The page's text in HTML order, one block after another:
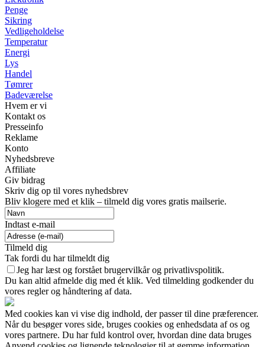
Penge
Sikring
Vedligeholdelse
Temperatur
Energi
Lys
Handel
Tømrer
Badeværelse
Hvem er vi
Kontakt os
Presseinfo
Reklame
Konto
Nyhedsbreve
Affiliate
Giv bidrag
Skriv dig op til vores nyhedsbrev
Bliv klogere med et klik – tilmeld dig vores gratis mailserie.
Indtast e-mail
Tilmeld dig
Tak fordi du har tilmeldt dig
Jeg har læst og forstået brugervilkår og privatlivspolitik.
Du kan altid afmelde dig med ét klik. Ved tilmelding godkender du
vores regler og håndtering af data.
Med cookies kan vi vise dig indhold, der passer til dine præferencer.
Når du besøger vores side, bruges cookies og enhedsdata af os og
vores partnere. Du har fuld kontrol over, hvordan dine data bruges